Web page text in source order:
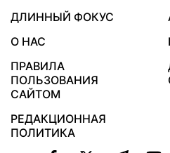
ДЛИННЫЙ ФОКУС
О НАС
ПРАВИЛА
ПОЛЬЗОВАНИЯ
САЙТОМ
РЕДАКЦИОННАЯ
ПОЛИТИКА